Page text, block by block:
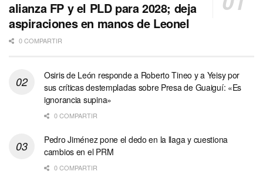
alianza FP y el PLD para 2028; deja
aspiraciones en manos de Leonel
0 COMPARTIR
Osiris de León responde a Roberto Tineo y a Yeisy por
sus críticas destempladas sobre Presa de Guaiguí: «Es
ignorancia supina»
0 COMPARTIR
Pedro Jiménez pone el dedo en la llaga y cuestiona
cambios en el PRM
0 COMPARTIR